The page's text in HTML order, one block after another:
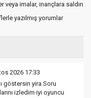
imalar, inançlara saldırı
yazılmış yorumlar
2026 17:33
göstersin yira Soru
izledim iyi oyuncu